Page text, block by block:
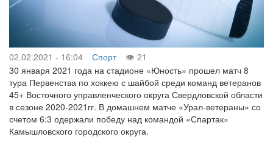
02.02.2021 - 16:04 Спорт
21
30 января 2021 года на стадионе «Юность» прошел матч 8
тура Первенства по хоккею с шайбой среди команд ветеранов
45+ Восточного управленческого округа Свердловской области
в сезоне 2020-2021гг. В домашнем матче «Урал-ветераны» со
счетом 6:3 одержали победу над командой «Спартак»
Камышловского городского округа.